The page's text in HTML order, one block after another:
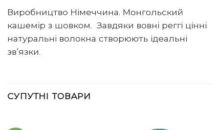
Виробництво Німеччина. Монгольский
кашемір з шовком. Завдяки вовні реггі цінні
натуральні волокна створюють ідеальні
зв’язки.
СУПУТНІ ТОВАРИ